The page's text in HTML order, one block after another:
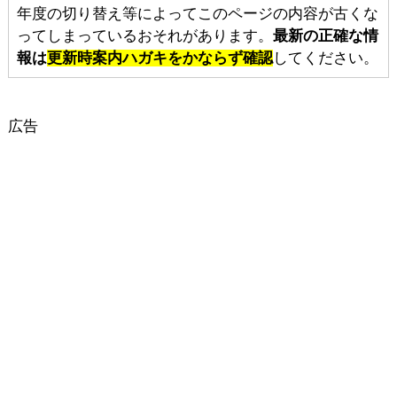
年度の切り替え等によってこのページの内容が古くな
ってしまっているおそれがあります。 最新の正確な情
報は更新時案内ハガキをかならず確認してください。
広告